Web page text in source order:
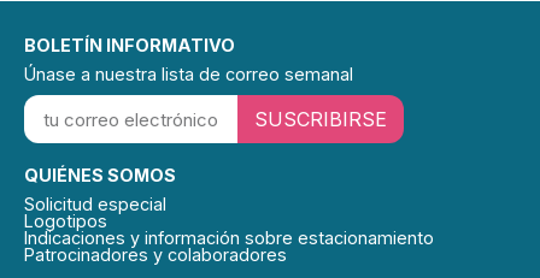
QUIÉNES SOMOS
Solicitud especial
Logotipos
Indicaciones y información sobre estacionamiento
Patrocinadores y colaboradores
BOLETÍN INFORMATIVO
Únase a nuestra lista de correo semanal
SUSCRIBIRSE